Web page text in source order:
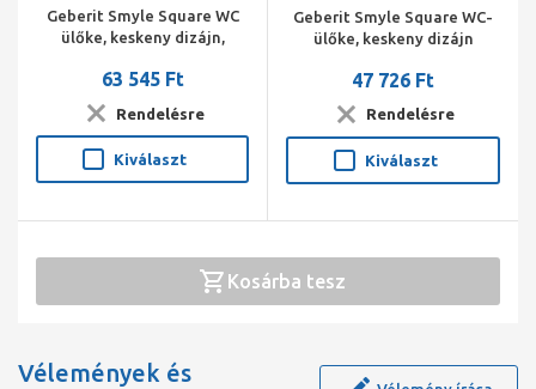
Geberit Smyle Square WC
ülőke, keskeny dizájn,
63 545 Ft
Rendelésre
Kiválaszt
Geberit Smyle Square WC-
ülőke, keskeny dizájn
47 726 Ft
Rendelésre
Kiválaszt
Kosárba tesz
Vélemények és